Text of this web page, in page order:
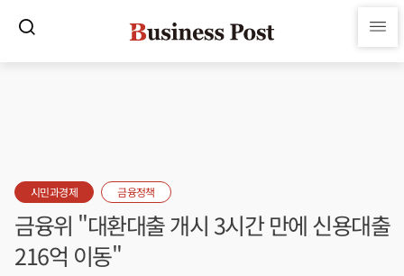
시민과경제 금융정책
금융위 "대환대출 개시 3시간 만에 신용대출
216억 이동"